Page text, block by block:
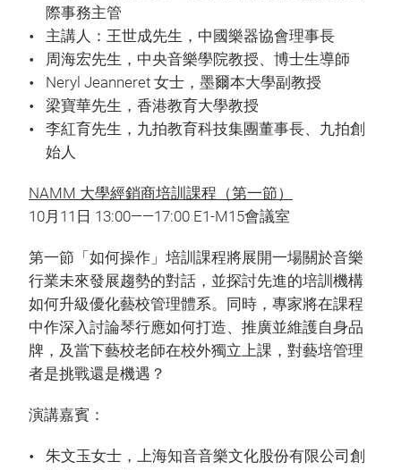
際事務主管
主講人：王世成先生，中國樂器協會理事長
周海宏先生，中央音樂學院教授、博士生導師
Neryl Jeanneret 女士，墨爾本大學副教授
梁寶華先生，香港教育大學教授
李紅育先生，九拍教育科技集團董事長、九拍創
始人
NAMM 大學經銷商培訓課程（第一節）
10月11日 13:00——17:00 E1-M15會議室
第一節「如何操作」培訓課程將展開一場關於音樂
行業未來發展趨勢的對話，並探討先進的培訓機構
如何升級優化藝校管理體系。同時，專家將在課程
中作深入討論琴行應如何打造、推廣並維護自身品
牌，及當下藝校老師在校外獨立上課，對藝培管理
者是挑戰還是機遇？
演講嘉賓：
朱文玉女士，上海知音音樂文化股份有限公司創